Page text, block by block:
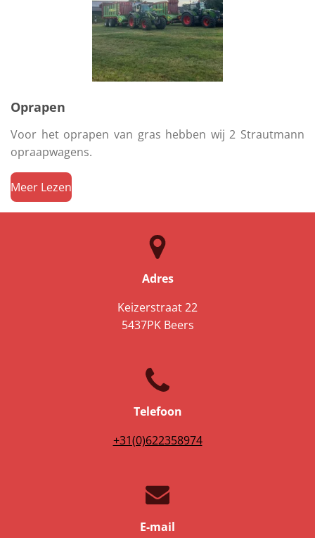
Oprapen
Voor het oprapen van gras hebben wij 2 Strautmann
opraapwagens.
Meer Lezen
Adres
Keizerstraat 22
5437PK Beers
Telefoon
+31(0)622358974
E-mail